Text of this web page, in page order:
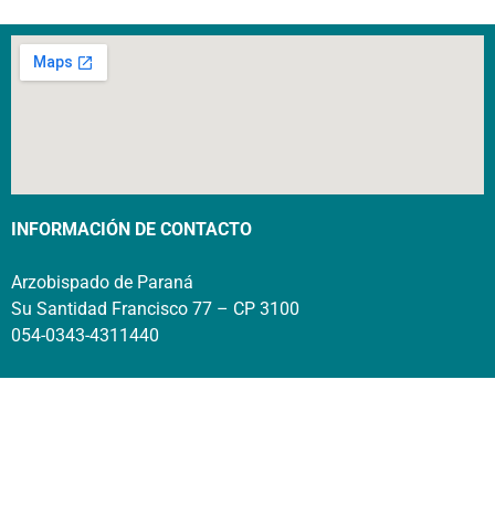
INFORMACIÓN DE CONTACTO
Arzobispado de Paraná
Su Santidad Francisco 77 – CP 3100
054-0343-4311440